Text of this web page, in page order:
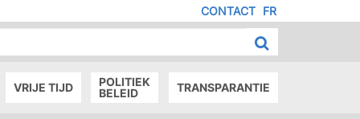
FR
CONTACT
VRIJE TIJD
POLITIEK
BELEID
TRANSPARANTIE